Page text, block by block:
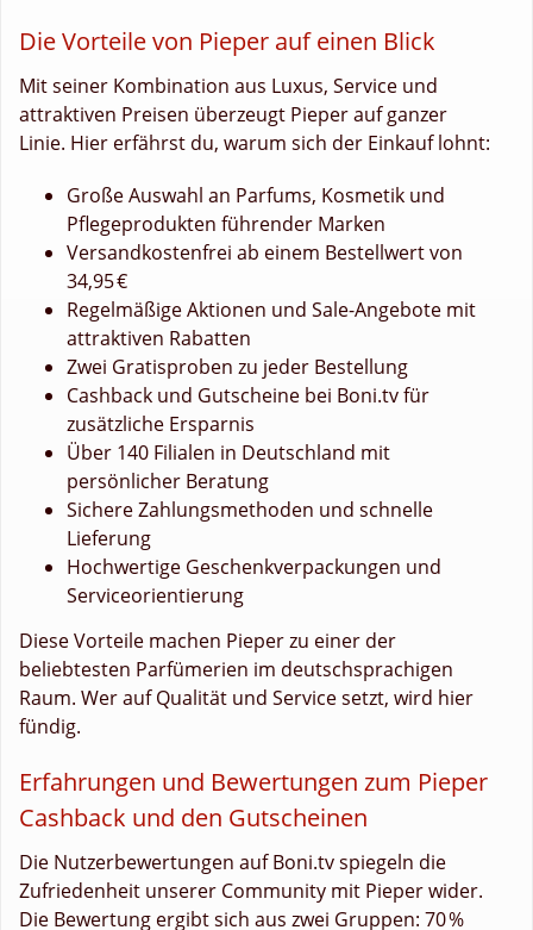
Die Vorteile von Pieper auf einen Blick
Mit seiner Kombination aus Luxus, Service und
attraktiven Preisen überzeugt Pieper auf ganzer
Linie. Hier erfährst du, warum sich der Einkauf lohnt:
Große Auswahl an Parfums, Kosmetik und
Pflegeprodukten führender Marken
Versandkostenfrei ab einem Bestellwert von
34,95 €
Regelmäßige Aktionen und Sale-Angebote mit
attraktiven Rabatten
Zwei Gratisproben zu jeder Bestellung
Cashback und Gutscheine bei Boni.tv für
zusätzliche Ersparnis
Über 140 Filialen in Deutschland mit
persönlicher Beratung
Sichere Zahlungsmethoden und schnelle
Lieferung
Hochwertige Geschenkverpackungen und
Serviceorientierung
Diese Vorteile machen Pieper zu einer der
beliebtesten Parfümerien im deutschsprachigen
Raum. Wer auf Qualität und Service setzt, wird hier
fündig.
Erfahrungen und Bewertungen zum Pieper
Cashback und den Gutscheinen
Die Nutzerbewertungen auf Boni.tv spiegeln die
Zufriedenheit unserer Community mit Pieper wider.
Die Bewertung ergibt sich aus zwei Gruppen: 70 %